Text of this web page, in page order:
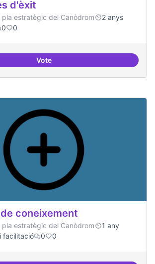
d'èxit
pla estratègic del Canòdrom
2 anys
0 0
VoteResidències d'èxit
coneixement
pla estratègic del Canòdrom
1 any
facilitació
0 0